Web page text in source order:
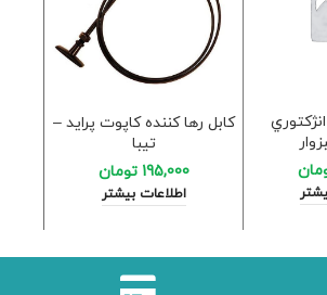
کابل رها کننده کاپوت پراید –
تیبا
195,000 تومان
اطلاعات بیشتر